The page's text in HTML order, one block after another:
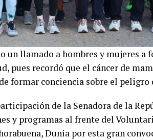
un llamado a hombres y mujeres a
pues recordó que el cáncer de
formar conciencia sobre el peligro
de la Senadora de la
y programas al frente del
Dunia por esta gran